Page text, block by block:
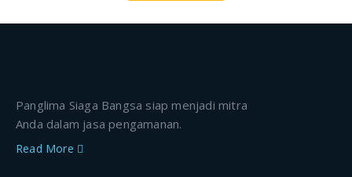
Panglima Siaga Bangsa siap menjadi mitra
Anda dalam jasa pengamanan.
Read More